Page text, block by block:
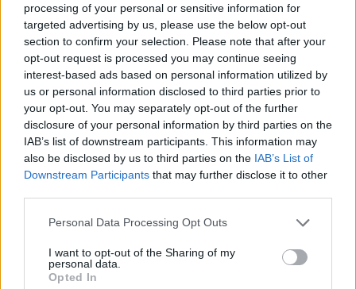
processing of your personal or sensitive information for
targeted advertising by us, please use the below opt-out
section to confirm your selection. Please note that after your
opt-out request is processed you may continue seeing
interest-based ads based on personal information utilized by
us or personal information disclosed to third parties prior to
your opt-out. You may separately opt-out of the further
disclosure of your personal information by third parties on the
IAB’s list of downstream participants. This information may
also be disclosed by us to third parties on the IAB’s List of
Downstream Participants that may further disclose it to other
Personal Data Processing Opt Outs
I want to opt-out of the Sharing of my
personal data.
Opted In
Desfruta de mais de 40 personagens diferentes, cada uma
com habilidades únicas.
Mergulha num modo de campanha renovado com mais
horas de diversão.
Desbloqueia poderes especiais ou desafia os teus amigos
no modo multijogador local.
Desenvolve as tuas capacidades em combate estratégico
utilizando combos e tácticas para controlar cada herói de
forma eficaz.
Quem criou o Bleach vs Naruto 3.5?
Este jogo foi desenvolvido por Jian Jian e publicado por 5DPLAY
Game Studio.
Etiquetas